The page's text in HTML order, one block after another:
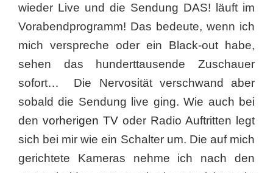
wieder Live und die Sendung DAS! läuft im
Vorabendprogramm! Das bedeute, wenn ich
mich verspreche oder ein Black-out habe,
sehen das hunderttausende Zuschauer
sofort… Die Nervosität verschwand aber
sobald die Sendung live ging. Wie auch bei
den vorherigen TV oder Radio Auftritten legt
sich bei mir wie ein Schalter um. Die auf mich
gerichtete Kameras nehme ich nach den